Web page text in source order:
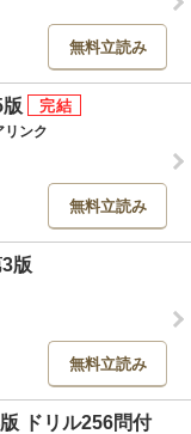
無料立読み
リンク
無料立読み
版
無料立読み
ドリル256問付